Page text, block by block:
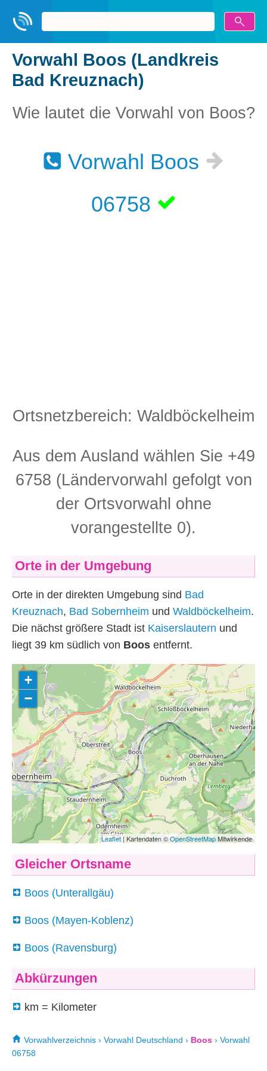
Vorwahl Boos (Landkreis
Bad Kreuznach)
Wie lautet die Vorwahl von Boos?
Vorwahl Boos
06758
Ortsnetzbereich: Waldböckelheim
Aus dem Ausland wählen Sie +49
6758 (Ländervorwahl gefolgt von
der Ortsvorwahl ohne
vorangestellte 0).
Orte in der Umgebung
Orte in der direkten Umgebung sind Bad
Kreuznach, Bad Sobernheim und Waldböckelheim.
Die nächst größere Stadt ist Kaiserslautern und
liegt 39 km südlich von Boos entfernt.
Gleicher Ortsname
Boos (Unterallgäu)
Boos (Mayen-Koblenz)
Boos (Ravensburg)
Abkürzungen
km = Kilometer
Vorwahlverzeichnis › Vorwahl Deutschland › Boos › Vorwahl
06758